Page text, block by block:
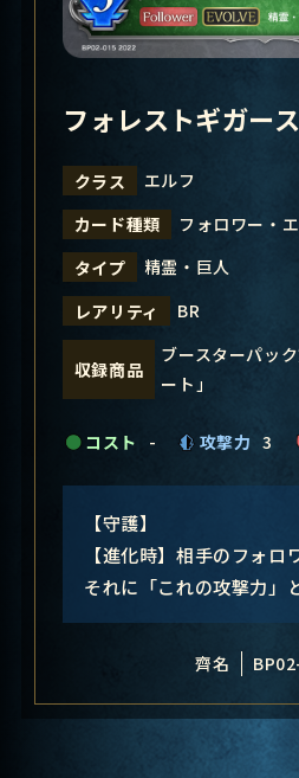
フォレストギガース
クラス
エルフ
カード種類
フォロワー・
タイプ
精霊・巨人
レアリティ
BR
収録商品
ブースターパッ
ート」
コスト - 攻撃力 3
【守護】
【進化時】相手のフォロ
それに「これの攻撃力」
齊名